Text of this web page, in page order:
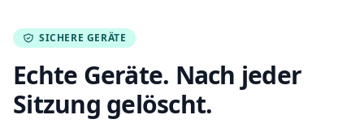
SICHERE GERÄTE
Echte Geräte. Nach jeder
Sitzung gelöscht.